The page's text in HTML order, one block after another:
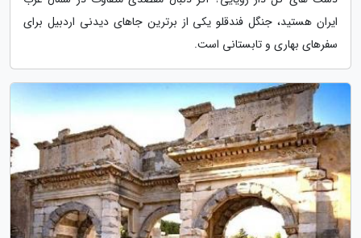
ایران هستید، جنگل فندقلو یکی از برترین جاهای دیدنی اردبیل برای
سفرهای بهاری و تابستانی است.